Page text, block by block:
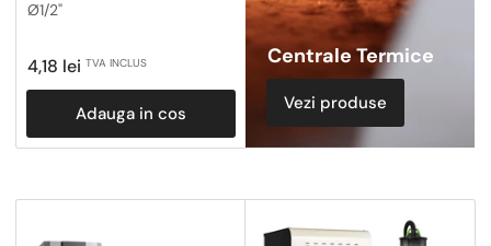
Ø1/2"
Pret
obisnuit
4,18 lei TVA INCLUS
Adauga in cos
Centrale Termice
Vezi produse